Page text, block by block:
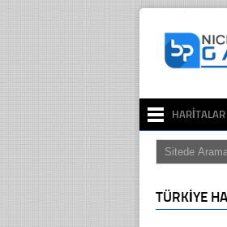
HARITALAR
TÜRKIYE